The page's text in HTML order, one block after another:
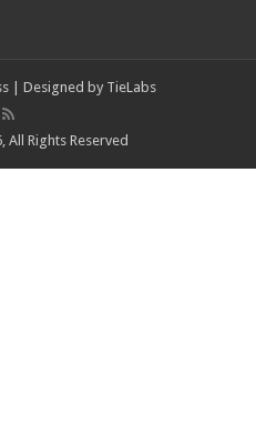
| Designed by TieLabs
Rights Reserved